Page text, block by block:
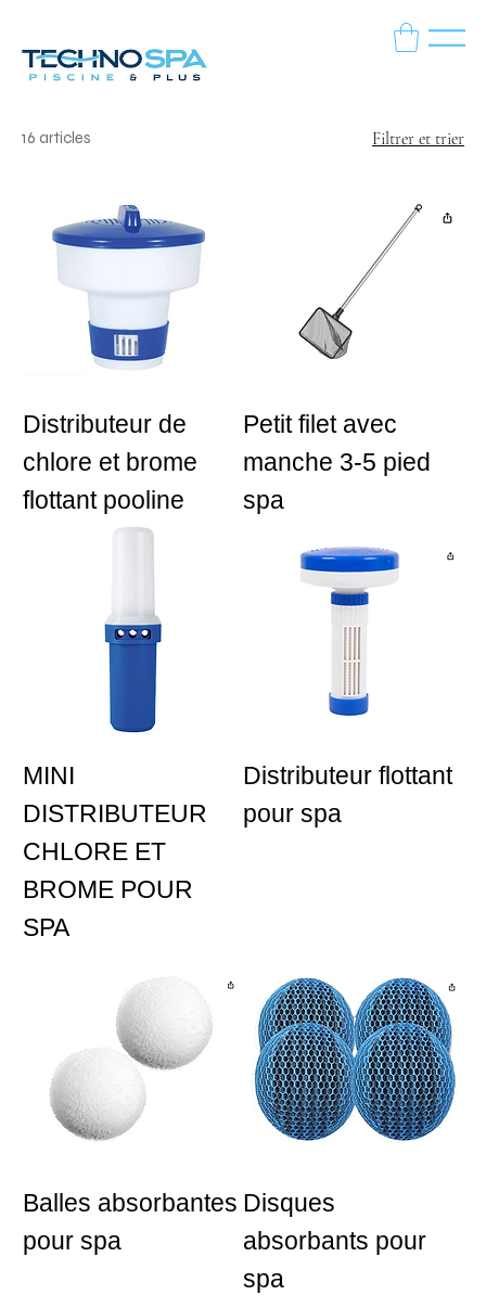
16 articles Filtrer et trier
Distributeur de
chlore et brome
flottant pooline
Petit filet avec
manche 3-5 pied
spa
MINI
DISTRIBUTEUR
CHLORE ET
BROME POUR
SPA
Distributeur flottant
pour spa
Balles absorbantes
pour spa
Disques
absorbants pour
spa